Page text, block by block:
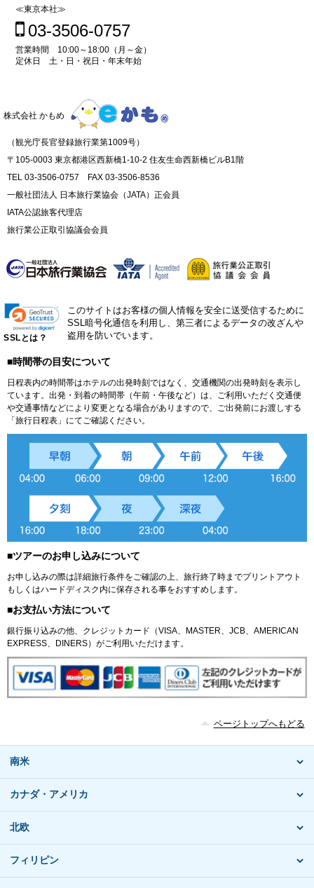
≪東京本社≫
03-3506-0757
営業時間 10:00～18:00（月～金）
定休日 土・日・祝日・年末年始
株式会社 かもめ
（観光庁長官登録旅行業第1009号）
〒105-0003 東京都港区西新橋1-10-2 住友生命西新橋ビルB1階
TEL 03-3506-0757 FAX 03-3506-8536
一般社団法人 日本旅行業協会（JATA）正会員
IATA公認旅客代理店
旅行業公正取引協議会会員
SSLとは？
このサイトはお客様の個人情報を安全に送受信するために
SSL暗号化通信を利用し、第三者によるデータの改ざんや
盗用を防いでいます。
■時間帯の目安について
日程表内の時間帯はホテルの出発時刻ではなく、交通機関の出発時刻を表示し
ています。出発・到着の時間帯（午前・午後など）は、ご利用いただく交通便
や交通事情などにより変更となる場合がありますので、ご出発前にお渡しする
「旅行日程表」にてご確認ください。
■ツアーのお申し込みについて
お申し込みの際は詳細旅行条件をご確認の上、旅行終了時までプリントアウト
もしくはハードディスク内に保存される事をおすすめします。
■お支払い方法について
銀行振り込みの他、クレジットカード（VISA、MASTER、JCB、AMERICAN
EXPRESS、DINERS）がご利用いただけます。
ページトップへもどる
南米
カナダ・アメリカ
北欧
フィリピン